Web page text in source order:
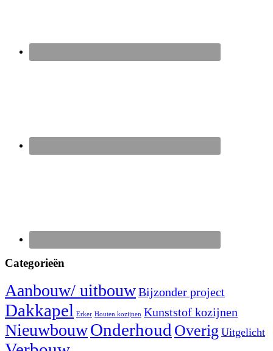
Categorieën
Aanbouw/ uitbouwBijzonder project
Dakkapel Erker Houten kozijnen Kunststof kozijnen
NieuwbouwOnderhoud Overig Uitgelicht